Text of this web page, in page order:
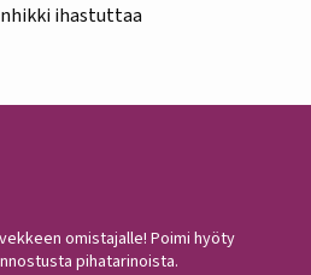
ihastuttaa
omistajalle! Poimi hyöty
pihatarinoista.